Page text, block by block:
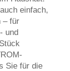
einfach,
– für
und
Sie für die